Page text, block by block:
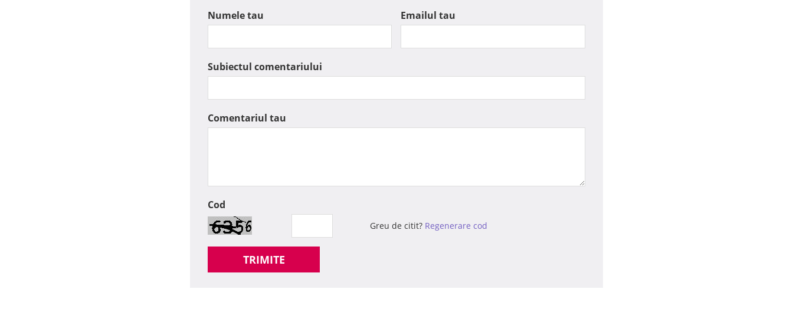
Numele tau Emailul tau
Subiectul comentariului
Comentariul tau
Cod
Greu de citit? Regenerare cod
TRIMITE